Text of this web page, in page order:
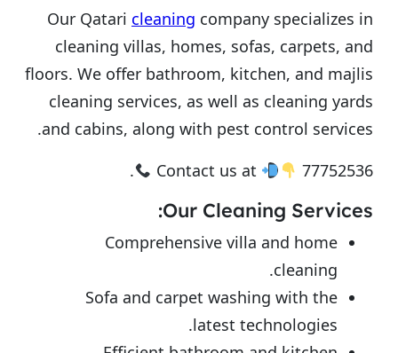
Our Qataricleaningcompany specializes in
cleaning villas, homes, sofas, carpets, and
floors. We offer bathroom, kitchen, and majlis
cleaning services, as well as cleaning yards
and cabins, along with pest control services.
Contact us at
77752536
.
Our Cleaning Services:
Comprehensive villa and home
cleaning.
Sofa and carpet washing with the
latest technologies.